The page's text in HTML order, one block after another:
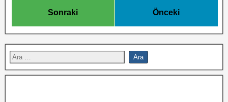
Sonraki Önceki